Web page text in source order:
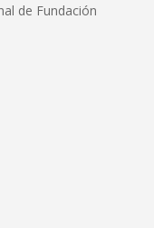
de Fundación